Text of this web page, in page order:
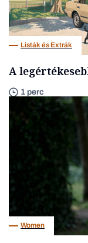
Listák és Extrák
A
1 perc
Women